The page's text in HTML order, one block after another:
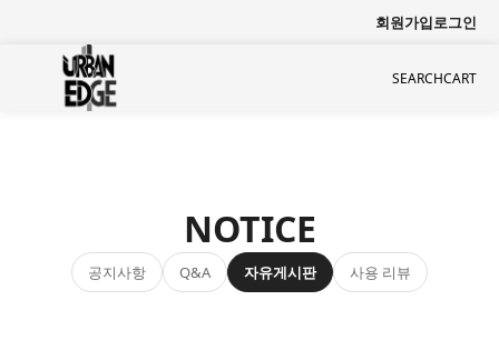
회원가입로그인
SEARCHCART
NOTICE
공지사항 Q&A 자유게시판 사용 리뷰